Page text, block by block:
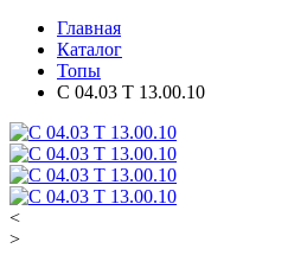
Главная
Каталог
Топы
C 04.03 T 13.00.10
<
>